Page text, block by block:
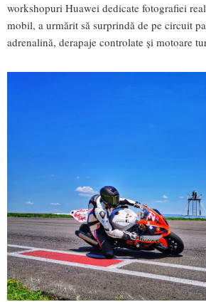
workshopuri Huawei dedicate fotografiei
mobil, a urmărit să surprindă de pe circuit
adrenalină, derapaje controlate și motoare